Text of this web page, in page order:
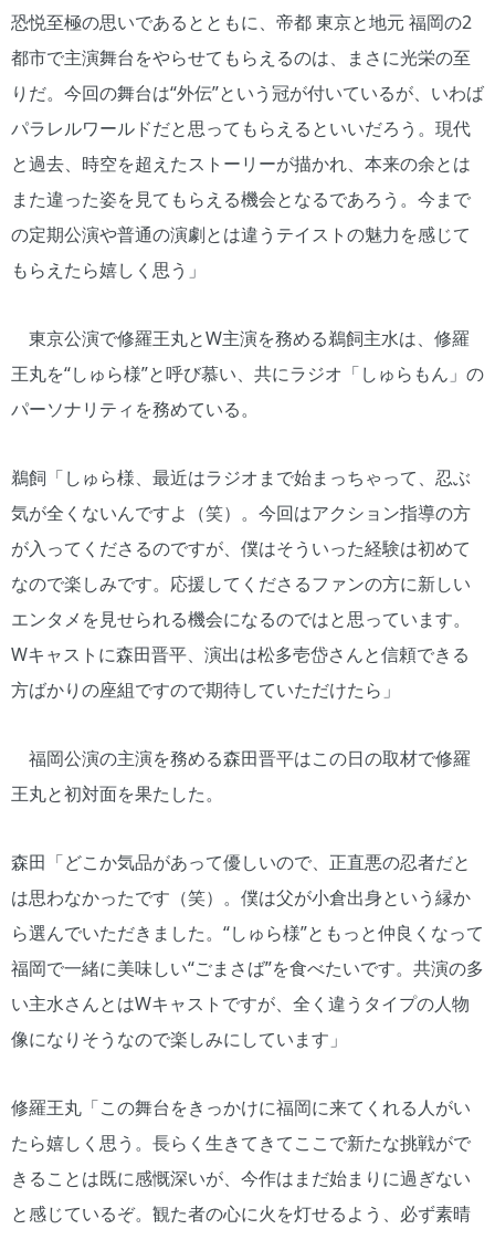
恐悦至極の思いであるとともに、帝都 東京と地元 福岡の2
都市で主演舞台をやらせてもらえるのは、まさに光栄の至
りだ。今回の舞台は“外伝”という冠が付いているが、いわば
パラレルワールドだと思ってもらえるといいだろう。現代
と過去、時空を超えたストーリーが描かれ、本来の余とは
また違った姿を見てもらえる機会となるであろう。今まで
の定期公演や普通の演劇とは違うテイストの魅力を感じて
もらえたら嬉しく思う」
東京公演で修羅王丸とW主演を務める鵜飼主水は、修羅
王丸を“しゅら様”と呼び慕い、共にラジオ「しゅらもん」の
パーソナリティを務めている。
鵜飼「しゅら様、最近はラジオまで始まっちゃって、忍ぶ
気が全くないんですよ（笑）。今回はアクション指導の方
が入ってくださるのですが、僕はそういった経験は初めて
なので楽しみです。応援してくださるファンの方に新しい
エンタメを見せられる機会になるのではと思っています。
Wキャストに森田晋平、演出は松多壱岱さんと信頼できる
方ばかりの座組ですので期待していただけたら」
福岡公演の主演を務める森田晋平はこの日の取材で修羅
王丸と初対面を果たした。
森田「どこか気品があって優しいので、正直悪の忍者だと
は思わなかったです（笑）。僕は父が小倉出身という縁か
ら選んでいただきました。“しゅら様”ともっと仲良くなって
福岡で一緒に美味しい“ごまさば”を食べたいです。共演の多
い主水さんとはWキャストですが、全く違うタイプの人物
像になりそうなので楽しみにしています」
修羅王丸「この舞台をきっかけに福岡に来てくれる人がい
たら嬉しく思う。長らく生きてきてここで新たな挑戦がで
きることは既に感慨深いが、今作はまだ始まりに過ぎない
と感じているぞ。観た者の心に火を灯せるよう、必ず素晴